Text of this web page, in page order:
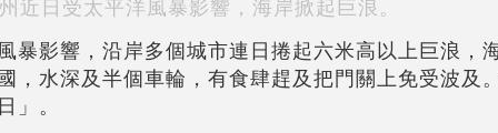
近日受太平洋風暴影響，海岸掀起巨浪。
暴影響，沿岸多個城市連日捲起六米高以上巨浪，
，水深及半個車輪，有食肆趕及把門關上免受波及
」。